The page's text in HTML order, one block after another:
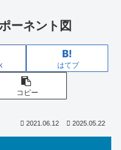
ーネント図
はてブ
コピー
2021.06.12 2025.05.22